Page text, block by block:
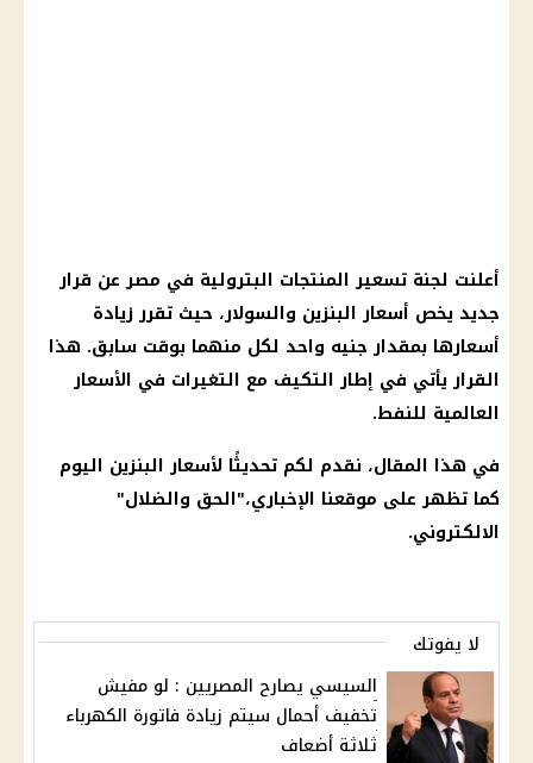
أعلنت لجنة تسعير المنتجات البترولية في مصر عن قرار
جديد يخص أسعار البنزين والسولار، حيث تقرر زيادة
أسعارها بمقدار جنيه واحد لكل منهما بوقت سابق. هذا
القراريأتي في إطار التكيف مع التغيرات في الأسعار
العالمية للنفط.
في هذا المقال، نقدم لكم تحديثًا لأسعار البنزين اليوم
كما تظهر على موقعنا الإخباري،"الحق والضلال"
الالكتروني.
لا يفوتك
السيسي يصارح المصريين : لو مفيش
تخفيف أحمال سيتم زيادة فاتورة الكهرباء
ثلاثة أضعاف